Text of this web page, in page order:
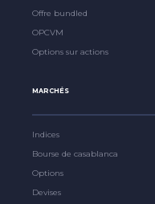
Offre bundled
OPCVM
Options sur actions
MARCHÉS
Indices
Bourse de casablanca
Options
Devises